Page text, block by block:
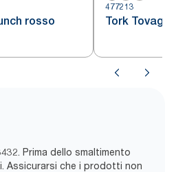
rosso
477213
Tork
Prima dello smaltimento
Assicurarsi che i prodotti non